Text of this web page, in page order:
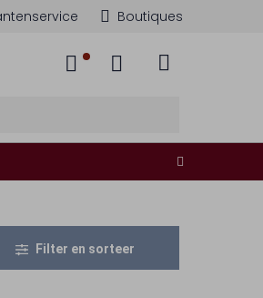
Boutiques
Filter en sorteer